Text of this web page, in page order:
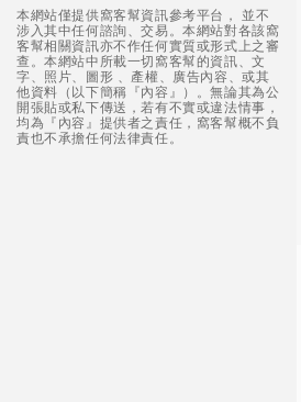
本網站僅提供窩客幫資訊參考平台， 並不
涉入其中任何諮詢、交易。本網站對各該窩
客幫相關資訊亦不作任何實質或形式上之審
查。本網站中所載一切窩客幫的資訊、文
字、照片、圖形 、產權、廣告內容、或其
他資料（以下簡稱『內容』）。無論其為公
開張貼或私下傳送，若有不實或違法情事，
均為『內容』提供者之責任，窩客幫概不負
責也不承擔任何法律責任。